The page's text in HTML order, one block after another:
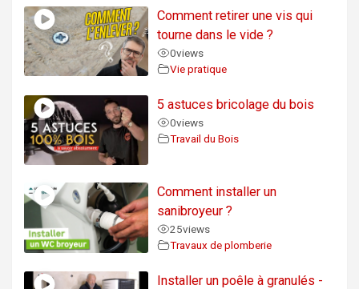
Comment retirer une vis qui
tourne dans le vide ?
0views
Vie pratique
5 astuces bricolage du bois
0views
Travail du Bois
Comment installer un
sanibroyeur ?
25views
Travaux de plomberie
Installer un poêle à granulés -